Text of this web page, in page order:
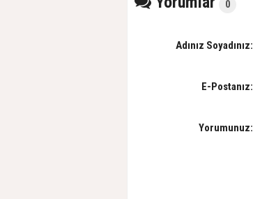
0
Adınız Soyadınız:
E-Postanız:
Yorumunuz: